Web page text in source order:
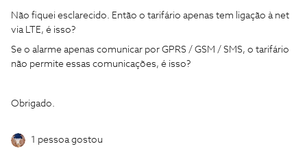
Não fiquei esclarecido. Então o tarifário apenas tem ligação à net
via LTE, é isso?
Se o alarme apenas comunicar por GPRS / GSM / SMS, o tarifário
não permite essas comunicações, é isso?
Obrigado.
1 pessoa gostou